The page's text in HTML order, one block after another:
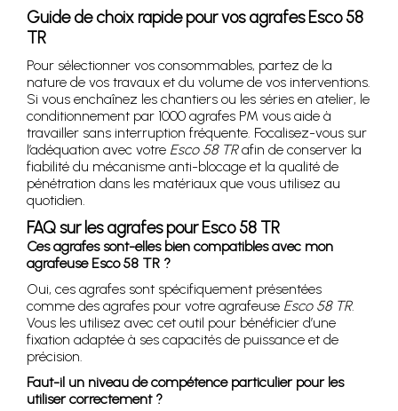
Guide de choix rapide pour vos agrafes Esco 58
TR
Pour sélectionner vos consommables, partez de la
nature de vos travaux et du volume de vos interventions.
Si vous enchaînez les chantiers ou les séries en atelier, le
conditionnement par 1000 agrafes PM vous aide à
travailler sans interruption fréquente. Focalisez-vous sur
l’adéquation avec votre Esco 58 TRafin de conserver la
fiabilité du mécanisme anti-blocage et la qualité de
pénétration dans les matériaux que vous utilisez au
quotidien.
FAQ sur les agrafes pour Esco 58 TR
Ces agrafes sont-elles bien compatibles avec mon
agrafeuse Esco 58 TR ?
Oui, ces agrafes sont spécifiquement présentées
comme des agrafes pour votre agrafeuse Esco 58 TR.
Vous les utilisez avec cet outil pour bénéficier d’une
fixation adaptée à ses capacités de puissance et de
précision.
Faut-il un niveau de compétence particulier pour les
utiliser correctement ?